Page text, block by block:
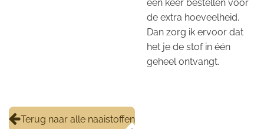
een keer bestellen voor
de extra hoeveelheid.
Dan zorg ik ervoor dat
het je de stof in één
geheel ontvangt.
Terug naar alle naaistoffen